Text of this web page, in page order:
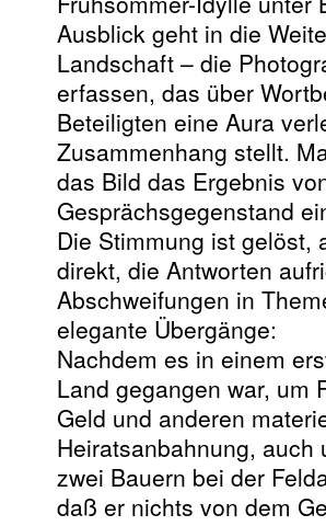
Ausblick geht in die
Landschaft – die
erfassen, das über
Beteiligten eine Aura
Zusammenhang stellt.
das Bild das Ergebnis
Gesprächsgegenstand
Die Stimmung ist gelöst,
direkt, die Antworten
Abschweifungen in
elegante Übergänge:
Nachdem es in einem
Land gegangen war, um
Geld und anderen
Heiratsanbahnung,
zwei Bauern bei der
daß er nichts von dem